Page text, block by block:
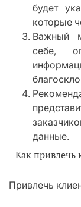
будет
которые
Важный
себе,
данные.
Как привлечь
Привлечь